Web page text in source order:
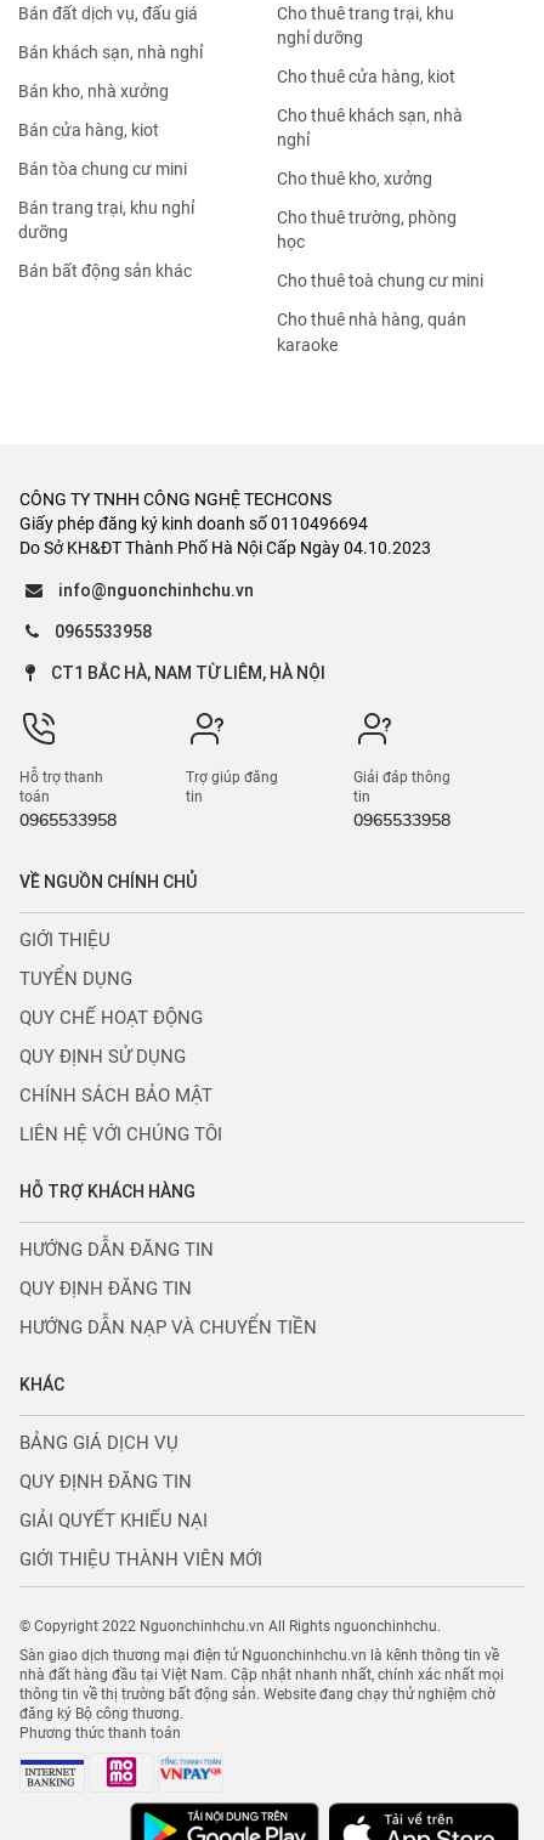
Bán đất dịch vụ, đấu giá
Bán khách sạn, nhà nghỉ
Bán kho, nhà xưởng
Bán cửa hàng, kiot
Bán tòa chung cư mini
Bán trang trại, khu nghỉ
dưỡng
Bán bất động sản khác
Cho thuê trang trại, khu
nghỉ dưỡng
Cho thuê cửa hàng, kiot
Cho thuê khách sạn, nhà
nghỉ
Cho thuê kho, xưởng
Cho thuê trường, phòng
học
Cho thuê toà chung cư mini
Cho thuê nhà hàng, quán
karaoke
CÔNG TY TNHH CÔNG NGHỆ TECHCONS
Giấy phép đăng ký kinh doanh số 0110496694
Do Sở KH&ĐT Thành Phố Hà Nội Cấp Ngày 04.10.2023
info@nguonchinhchu.vn
0965533958
CT1 BẮC HÀ, NAM TỪ LIÊM, HÀ NỘI
Hỗ trợ thanh
toán
0965533958
Trợ giúp đăng
tin
Giải đáp thông
tin
0965533958
VỀ NGUỒN CHÍNH CHỦ
GIỚI THIỆU
TUYỂN DỤNG
QUY CHẾ HOẠT ĐỘNG
QUY ĐỊNH SỬ DỤNG
CHÍNH SÁCH BẢO MẬT
LIÊN HỆ VỚI CHÚNG TÔI
HỖ TRỢ KHÁCH HÀNG
HƯỚNG DẪN ĐĂNG TIN
QUY ĐỊNH ĐĂNG TIN
HƯỚNG DẪN NẠP VÀ CHUYỂN TIỀN
KHÁC
BẢNG GIÁ DỊCH VỤ
QUY ĐỊNH ĐĂNG TIN
GIẢI QUYẾT KHIẾU NẠI
GIỚI THIỆU THÀNH VIÊN MỚI
© Copyright 2022 Nguonchinhchu.vn All Rights nguonchinhchu.
Sàn giao dịch thương mại điện tử Nguonchinhchu.vn là kênh thông tin về
nhà đất hàng đầu tại Việt Nam. Cập nhật nhanh nhất, chính xác nhất mọi
thông tin về thị trường bất động sản. Website đang chạy thử nghiệm chờ
đăng ký Bộ công thương.
Phương thức thanh toán